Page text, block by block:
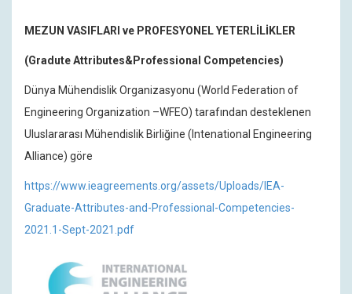
MEZUN VASIFLARI ve PROFESYONEL YETERLİLİKLER
(Gradute Attributes&Professional Competencies)
Dünya Mühendislik Organizasyonu (World Federation of
Engineering Organization –WFEO) tarafından desteklenen
Uluslararası Mühendislik Birliğine (Intenational Engineering
Alliance) göre
https://www.ieagreements.org/assets/Uploads/IEA-
Graduate-Attributes-and-Professional-Competencies-
2021.1-Sept-2021.pdf